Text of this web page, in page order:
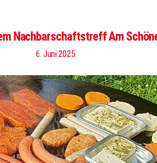
Nachbarschaftstreff Am
6. Juni 2025